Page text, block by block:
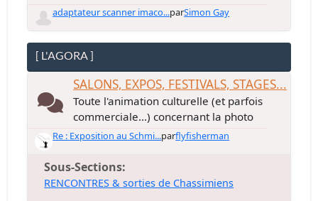
adaptateur scanner imaco...parSimon Gay
[ L'AGORA ]
SALONS, EXPOS, FESTIVALS, STAGES...
Toute l'animation culturelle (et parfois
commerciale...) concernant la photo
Re : Exposition au Schmi...parflyfisherman
Sous-Sections
RENCONTRES & sorties de Chassimiens